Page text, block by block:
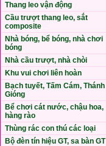
Thang leo vận động
Cầu trượt thang leo, sắt
composite
Nhà bóng, bể bóng, nhà chơi
bóng
Nhà cầu trượt, nhà chòi
Khu vui chơi liên hoàn
Bạch tuyết, Tấm Cám, Thánh
Gióng
Bể chơi cát nước, chậu hoa,
hàng rào
Thùng rác con thú các loại
Bộ đèn tín hiệu GT, sa bàn GT